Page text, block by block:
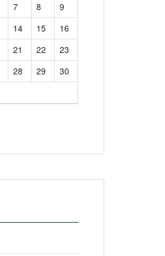
7 8
9
14 15
16
21 22
23
28 29
30